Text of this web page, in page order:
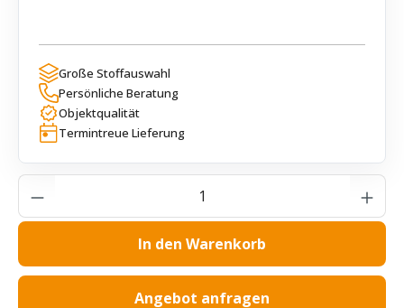
Große Stoffauswahl
Persönliche Beratung
Objektqualität
Termintreue Lieferung
Produkt Anzahl: Gib den gewünschten
In den Warenkorb
Angebot anfragen